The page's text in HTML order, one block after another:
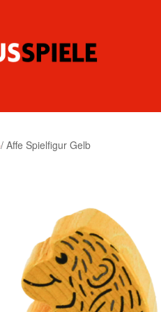
/ Affe Spielfigur Gelb